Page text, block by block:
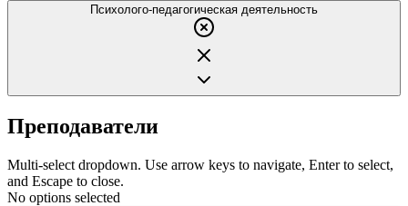
Психолого-педагогическая деятельность
Преподаватели
Multi-select dropdown. Use arrow keys to navigate, Enter to select,
and Escape to close.
No options selected